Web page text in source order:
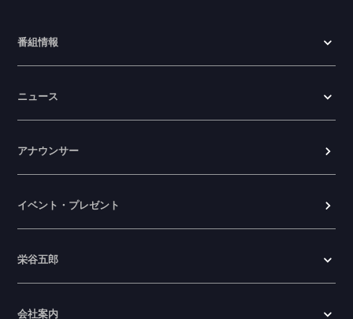
WTV NEWS6【ここ押し！】の情報を更
番組情報
ニュース
アナウンサー
イベント・プレゼント
栄谷五郎
会社案内